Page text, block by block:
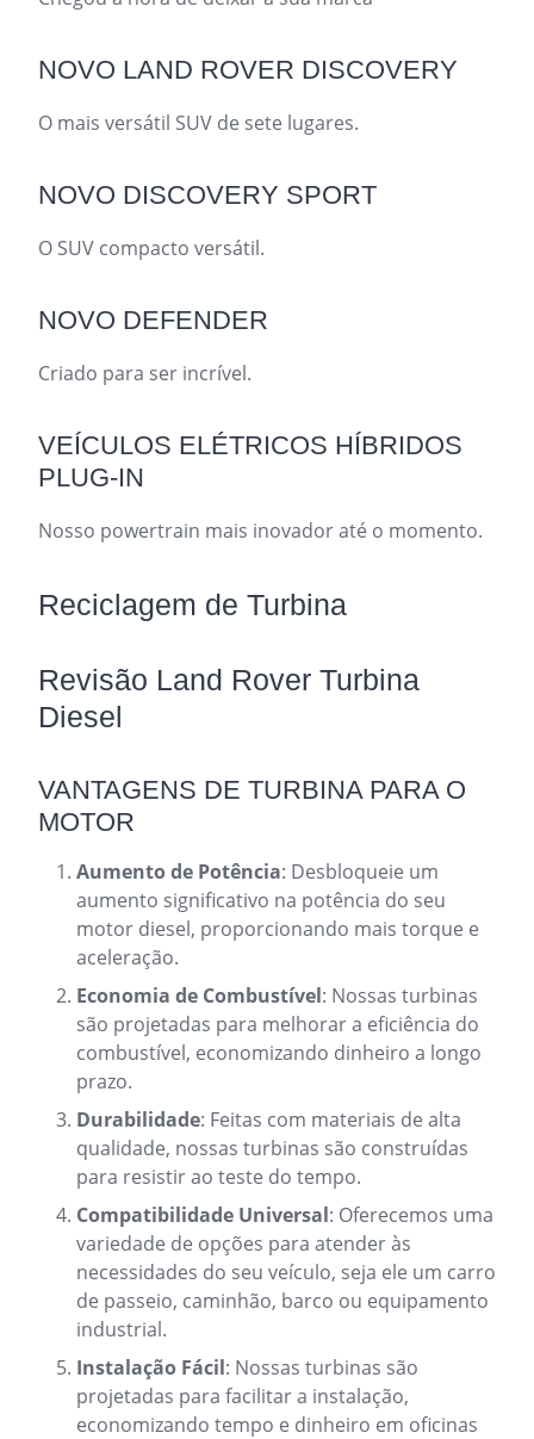
NOVO LAND ROVER DISCOVERY
O mais versátil SUV de sete lugares.
NOVO DISCOVERY SPORT
O SUV compacto versátil.
NOVO DEFENDER
Criado para ser incrível.
VEÍCULOS ELÉTRICOS HÍBRIDOS
PLUG-IN
Nosso powertrain mais inovador até o momento.
Reciclagem de Turbina
Revisão Land Rover Turbina
Diesel
VANTAGENS DE TURBINA PARA O
MOTOR
Aumento de Potência: Desbloqueie um
aumento significativo na potência do seu
motor diesel, proporcionando mais torque e
aceleração.
Economia de Combustível: Nossas turbinas
são projetadas para melhorar a eficiência do
combustível, economizando dinheiro a longo
prazo.
Durabilidade: Feitas com materiais de alta
qualidade, nossas turbinas são construídas
para resistir ao teste do tempo.
Compatibilidade Universal: Oferecemos uma
variedade de opções para atender às
necessidades do seu veículo, seja ele um carro
de passeio, caminhão, barco ou equipamento
industrial.
Instalação Fácil: Nossas turbinas são
projetadas para facilitar a instalação,
economizando tempo e dinheiro em oficinas